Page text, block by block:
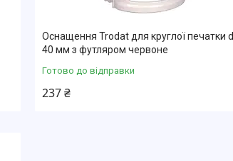
Оснащення Trodat для круглої печатки d
40 мм з футляром червоне
Готово до відправки
237 ₴